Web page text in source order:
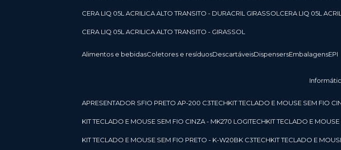
CERA LIQ 05L ACRILICA ALTO TRANSITO - DURACRIL GIRASSOL CERA LIQ 05L
CERA LIQ 05L ACRILICA ALTO TRANSITO - GIRASSOL
Alimentos e bebidas Coletores e resíduos Descartáveis Dispensers Embalagens EPI
APRESENTADOR SFIO PRETO AP-200 C3TECH KIT TECLADO E MOUSE SEM FIO
KIT TECLADO E MOUSE SEM FIO CINZA - MK270 LOGITECH KIT TECLADO E
KIT TECLADO E MOUSE SEM FIO PRETO - K-W20BK C3TECH KIT TECLADO E